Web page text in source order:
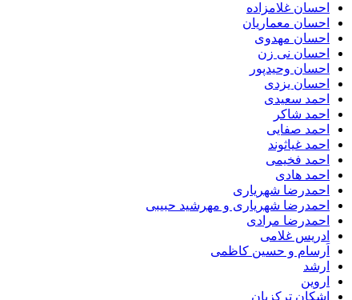
احسان غلامزاده
احسان معماریان
احسان مهدوی
احسان نی زن
احسان وحیدپور
احسان یزدی
احمد سعیدی
احمد شاکر
احمد صفایی
احمد غیاثوند
احمد فخیمی
احمد هادی
احمدرضا شهریاری
احمدرضا شهریاری و مهرشید حبیبی
احمدرضا مرادی
ادریس غلامی
اَرسام و حسین کاظمی
ارشد
اروین
اشکان ترکزبان